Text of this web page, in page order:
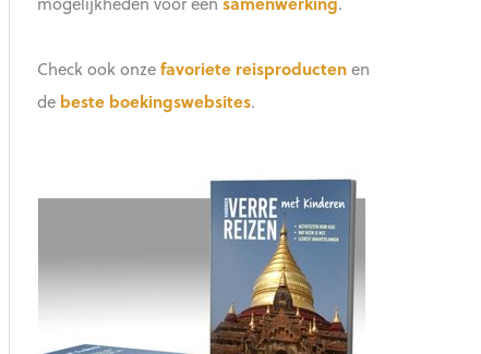
Check ook onzefavoriete reisproductenen
de beste boekingswebsites.